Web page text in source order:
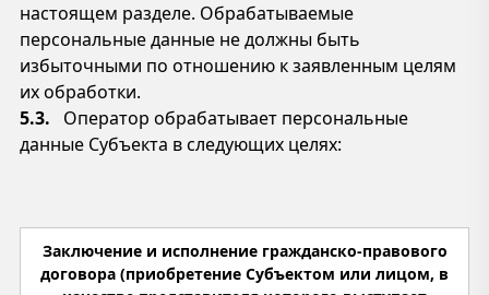
настоящем разделе. Обрабатываемые
персональные данные не должны быть
избыточными по отношению к заявленным целям
их обработки.
5.3. Оператор обрабатывает персональные
данные Субъекта в следующих целях:
Заключение и исполнение гражданско-правового
договора (приобретение Субъектом или лицом, в